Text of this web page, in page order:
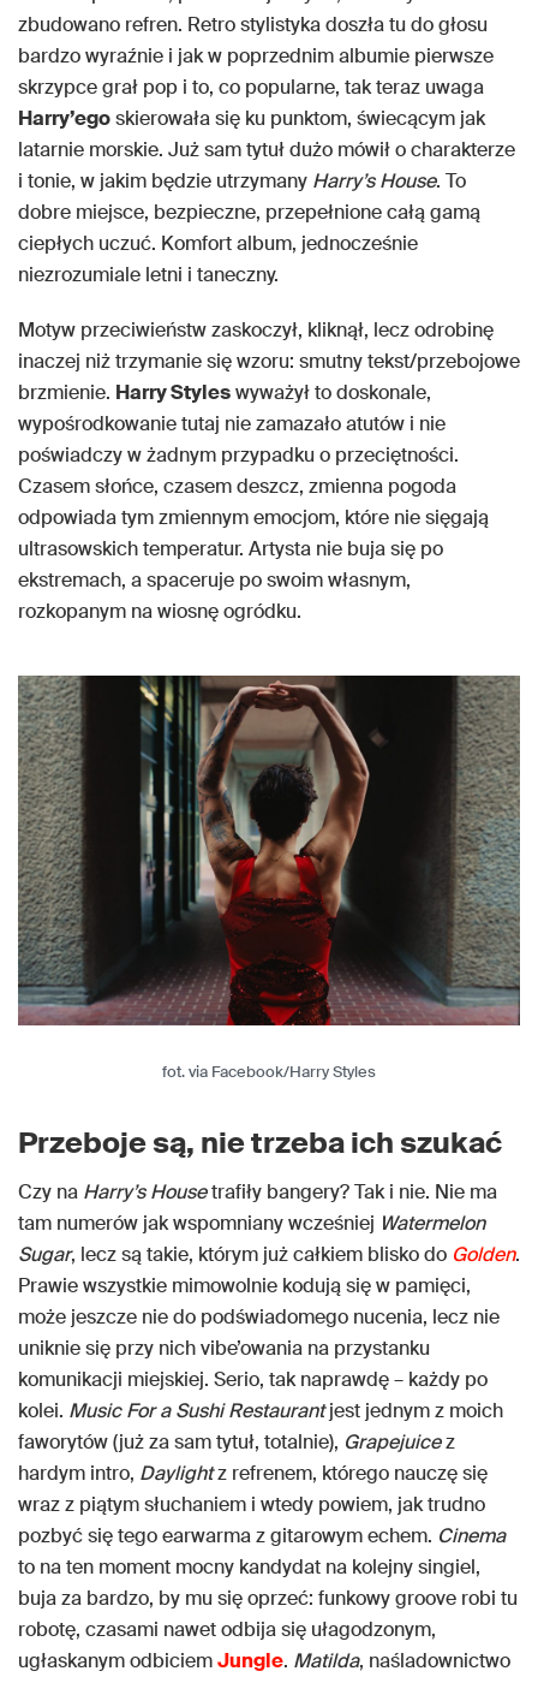
zbudowano refren. Retro stylistyka doszła tu do głosu
bardzo wyraźnie i jak w poprzednim albumie pierwsze
skrzypce grał pop i to, co popularne, tak teraz uwaga
Harry’egoskierowała się ku punktom, świecącym jak
latarnie morskie. Już sam tytuł dużo mówił o charakterze
i tonie, w jakim będzie utrzymany Harry’s House. To
dobre miejsce, bezpieczne, przepełnione całą gamą
ciepłych uczuć. Komfort album, jednocześnie
niezrozumiale letni i taneczny.
Motyw przeciwieństw zaskoczył, kliknął, lecz odrobinę
inaczej niż trzymanie się wzoru: smutny tekst/przebojowe
brzmienie. Harry Styleswyważył to doskonale,
wypośrodkowanie tutaj nie zamazało atutów i nie
poświadczy w żadnym przypadku o przeciętności.
Czasem słońce, czasem deszcz, zmienna pogoda
odpowiada tym zmiennym emocjom, które nie sięgają
ultrasowskich temperatur. Artysta nie buja się po
ekstremach, a spaceruje po swoim własnym,
rozkopanym na wiosnę ogródku.
fot. via Facebook/Harry Styles
Przeboje są, nie trzeba ich szukać
Czy na Harry’s Housetrafiły bangery? Tak i nie. Nie ma
tam numerów jak wspomniany wcześniej Watermelon
Sugar, lecz są takie, którym już całkiem blisko do Golden.
Prawie wszystkie mimowolnie kodują się w pamięci,
może jeszcze nie do podświadomego nucenia, lecz nie
uniknie się przy nich vibe’owania na przystanku
komunikacji miejskiej. Serio, tak naprawdę – każdy po
kolei. Music For a Sushi Restaurantjest jednym z moich
faworytów (już za sam tytuł, totalnie), Grapejuicez
hardym intro, Daylightz refrenem, którego nauczę się
wraz z piątym słuchaniem i wtedy powiem, jak trudno
pozbyć się tego earwarma z gitarowym echem. Cinema
to na ten moment mocny kandydat na kolejny singiel,
buja za bardzo, by mu się oprzeć: funkowy groove robi tu
robotę, czasami nawet odbija się ułagodzonym,
ugłaskanym odbiciemJungle. Matilda, naśladownictwo